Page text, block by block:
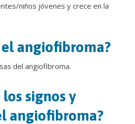
niños jóvenes y crece en la
el angiofibroma?
del angiofibroma.
los signos y
angiofibroma?